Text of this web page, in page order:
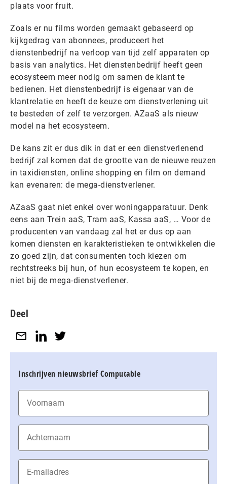
plaats voor fruit.
Zoals er nu films worden gemaakt gebaseerd op
kijkgedrag van abonnees, produceert het
dienstenbedrijf na verloop van tijd zelf apparaten op
basis van analytics. Het dienstenbedrijf heeft geen
ecosysteem meer nodig om samen de klant te
bedienen. Het dienstenbedrijf is eigenaar van de
klantrelatie en heeft de keuze om dienstverlening uit
te besteden of zelf te verzorgen. AZaaS als nieuw
model na het ecosysteem.
De kans zit er dus dik in dat er een dienstverlenend
bedrijf zal komen dat de grootte van de nieuwe reuzen
in taxidiensten, online shopping en film on demand
kan evenaren: de mega-dienstverlener.
AZaaS gaat niet enkel over woningapparatuur. Denk
eens aan Trein aaS, Tram aaS, Kassa aaS, … Voor de
producenten van vandaag zal het er dus op aan
komen diensten en karakteristieken te ontwikkelen die
zo goed zijn, dat consumenten toch kiezen om
rechtstreeks bij hun, of hun ecosysteem te kopen, en
niet bij de mega-dienstverlener.
Deel
Inschrijven nieuwsbrief Computable